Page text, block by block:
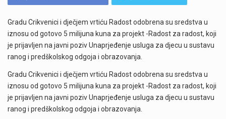
Gradu Crikvenici i dječjem vrtiću Radost odobrena su sredstva u
iznosu od gotovo 5 milijuna kuna za projekt -Radost za radost, koji
je prijavljen na javni poziv Unaprjeđenje usluga za djecu u sustavu
ranog i predškolskog odgoja i obrazovanja.
Gradu Crikvenici i dječjem vrtiću Radost odobrena su sredstva u
iznosu od gotovo 5 milijuna kuna za projekt -Radost za radost, koji
je prijavljen na javni poziv Unaprjeđenje usluga za djecu u sustavu
ranog i predškolskog odgoja i obrazovanja.